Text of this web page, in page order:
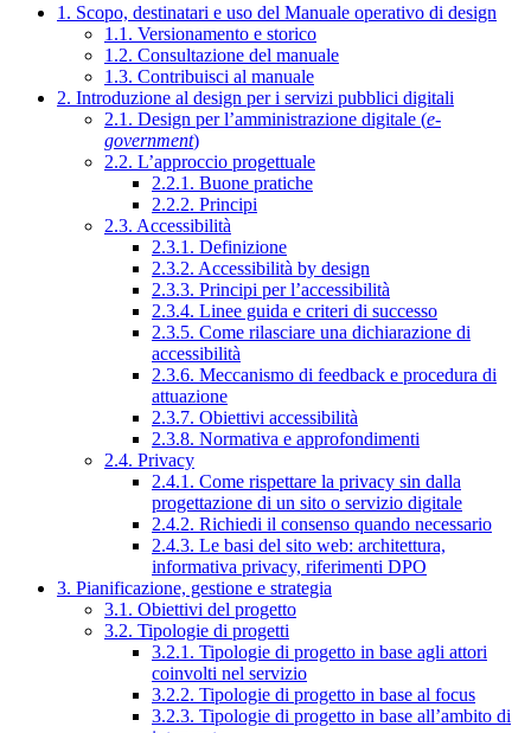
1. Scopo, destinatari e uso del Manuale operativo di design
1.1. Versionamento e storico
1.2. Consultazione del manuale
1.3. Contribuisci al manuale
2. Introduzione al design per i servizi pubblici digitali
2.1. Design per l’amministrazione digitale (e-
government)
2.2. L’approccio progettuale
2.2.1. Buone pratiche
2.2.2. Principi
2.3. Accessibilità
2.3.1. Definizione
2.3.2. Accessibilità by design
2.3.3. Principi per l’accessibilità
2.3.4. Linee guida e criteri di successo
2.3.5. Come rilasciare una dichiarazione di
accessibilità
2.3.6. Meccanismo di feedback e procedura di
attuazione
2.3.7. Obiettivi accessibilità
2.3.8. Normativa e approfondimenti
2.4. Privacy
2.4.1. Come rispettare la privacy sin dalla
progettazione di un sito o servizio digitale
2.4.2. Richiedi il consenso quando necessario
2.4.3. Le basi del sito web: architettura,
informativa privacy, riferimenti DPO
3. Pianificazione, gestione e strategia
3.1. Obiettivi del progetto
3.2. Tipologie di progetti
3.2.1. Tipologie di progetto in base agli attori
coinvolti nel servizio
3.2.2. Tipologie di progetto in base al focus
3.2.3. Tipologie di progetto in base all’ambito di